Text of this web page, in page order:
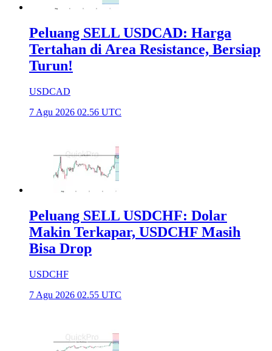
Peluang SELL USDCAD: Harga
Tertahan di Area Resistance, Bersiap
Turun!
USDCAD
7 Agu 2026 02.56 UTC
Peluang SELL USDCHF: Dolar
Makin Terkapar, USDCHF Masih
Bisa Drop
USDCHF
7 Agu 2026 02.55 UTC